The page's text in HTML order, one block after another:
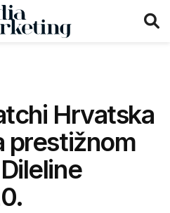
Hrvatska
prestižnom